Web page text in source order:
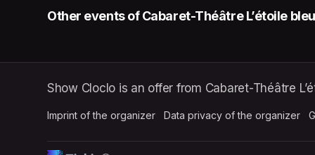
Other events of Cabaret-Théâtre L’étoile
Show Cloclo is an offer from Cabaret-Théâtre
Imprint of the organizer (opens in a new tab)
Data privacy of the organizer